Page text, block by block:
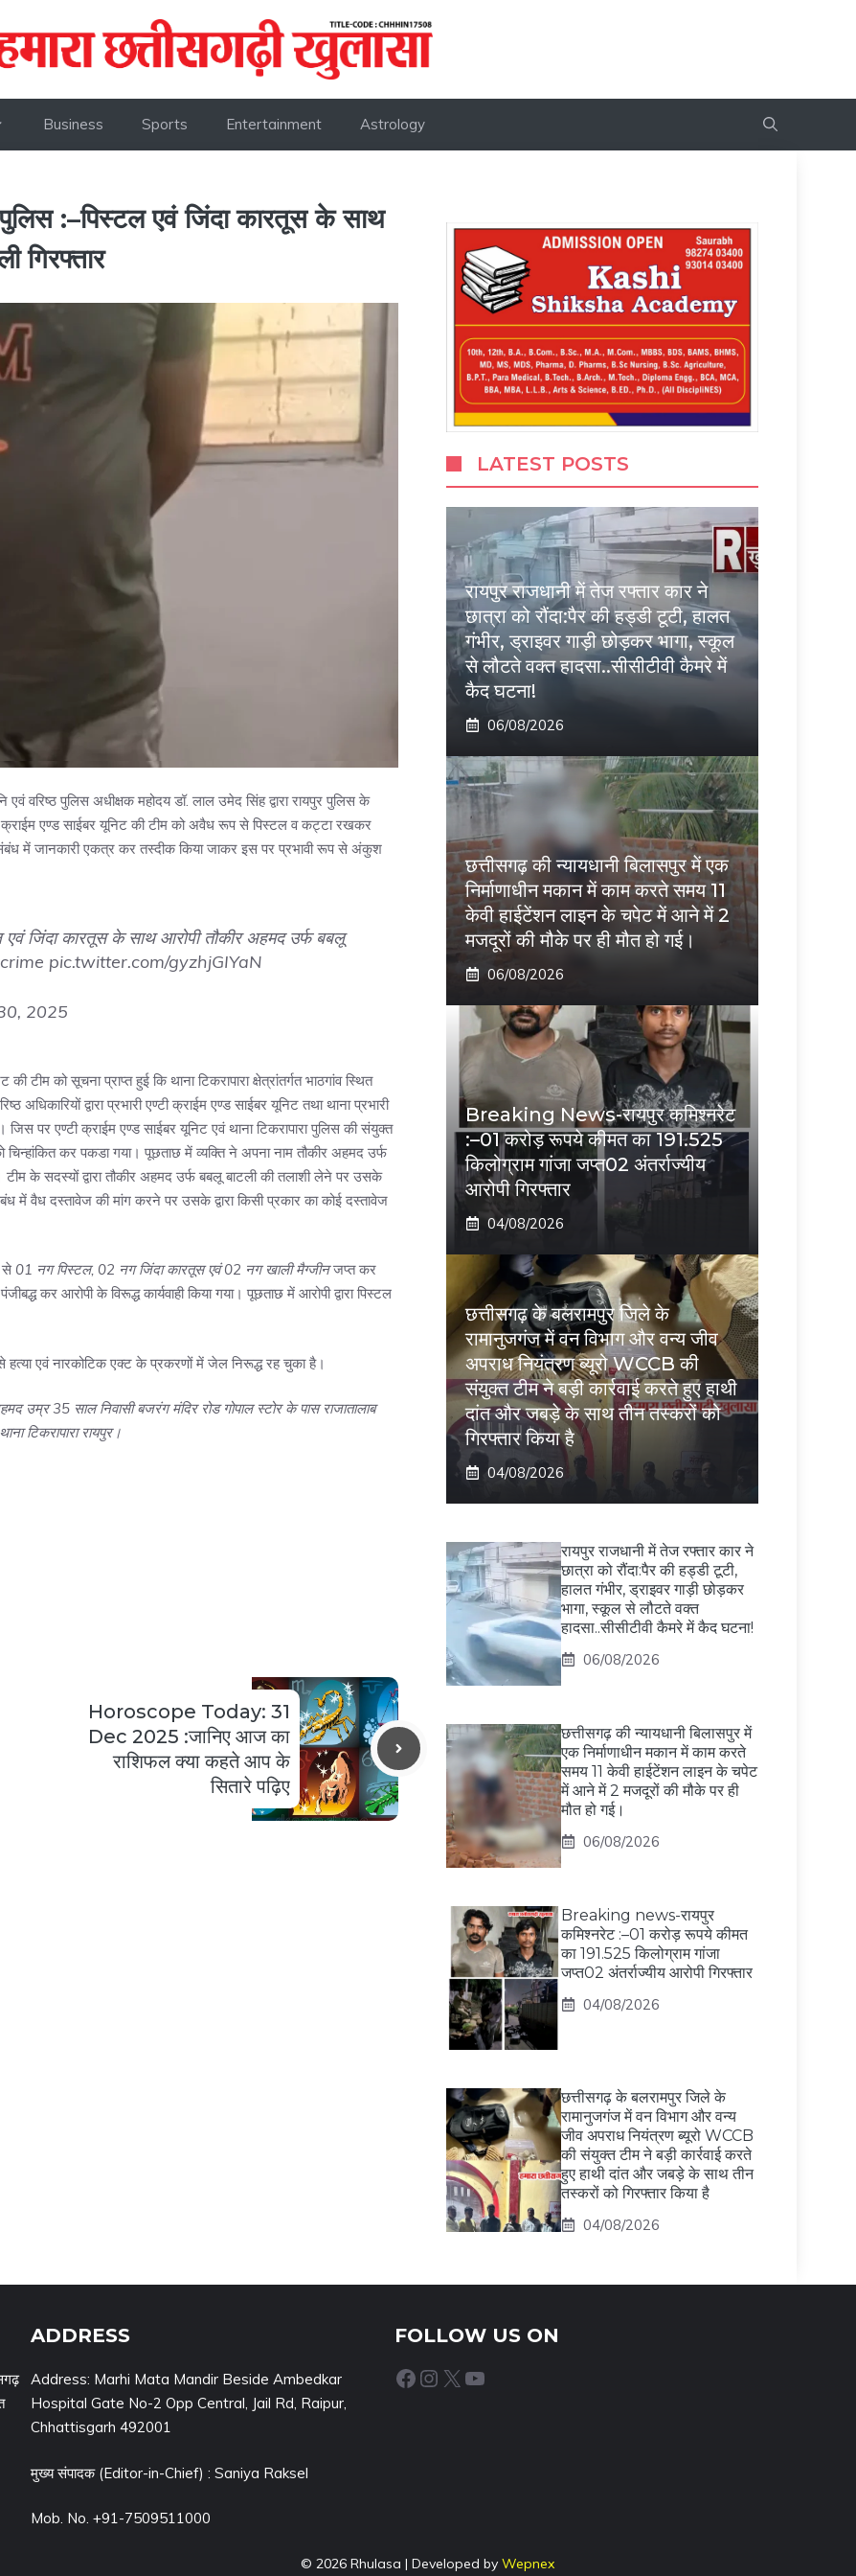
Business Sports Entertainment Astrology
:–पिस्टल एवं जिंदा कारतूस के साथ
गिरफ्तार
वरिष्ठ पुलिस अधीक्षक महोदय डॉ. लाल उमेद सिंह द्वारा रायपुर पुलिस के
क्राईम एण्ड साईबर यूनिट की टीम को अवैध रूप से पिस्टल व कट्टा रखकर
में जानकारी एकत्र कर तस्दीक किया जाकर इस पर प्रभावी रूप से अंकुश
जिंदा कारतूस के साथ आरोपी तौकीर अहमद उर्फ बबलू
pic.twitter.com/gyzhjGIYaN
2025
टीम को सूचना प्राप्त हुई कि थाना टिकरापारा क्षेत्रांतर्गत भाठगांव स्थित
द्वारा प्रभारी एण्टी क्राईम एण्ड साईबर यूनिट तथा थाना प्रभारी
पर एण्टी क्राईम एण्ड साईबर यूनिट एवं थाना टिकरापारा पुलिस की संयुक्त
चिन्हांकित कर पकडा गया। पूछताछ में व्यक्ति ने अपना नाम तौकीर अहमद उर्फ
टीम के सदस्यों द्वारा तौकीर अहमद उर्फ बबलू बाटली की तलाशी लेने पर उसके
में वैध दस्तावेज की मांग करने पर उसके द्वारा किसी प्रकार का कोई दस्तावेज
से 01 नग पिस्टल, 02 नग जिंदा कारतूस एवं 02 नग खाली मैग्जीनजप्त कर
कर आरोपी के विरूद्ध कार्यवाही किया गया। पूछताछ में आरोपी द्वारा पिस्टल
हत्या एवं नारकोटिक एक्ट के प्रकरणों में जेल निरूद्ध रह चुका है।
उम्र 35 साल निवासी बजरंग मंदिर रोड गोपाल स्टोर के पास राजातालाब
टिकरापारा रायपुर।
Horoscope Today: 31
Dec 2025 :जानिए आज का
राशिफल क्या कहते आप के
सितारे पढ़िए
LATEST POSTS
रायपुर राजधानी में तेज रफ्तार कार ने
छात्रा को रौंदा:पैर की हड्डी टूटी, हालत
गंभीर, ड्राइवर गाड़ी छोड़कर भागा, स्कूल
से लौटते वक्त हादसा..सीसीटीवी कैमरे में
कैद घटना!
06/08/2026
छत्तीसगढ़ की न्यायधानी बिलासपुर में एक
निर्माणाधीन मकान में काम करते समय 11
केवी हाईटेंशन लाइन के चपेट में आने में 2
मजदूरों की मौके पर ही मौत हो गई।
06/08/2026
Breaking News-रायपुर कमिश्नरेट
:–01 करोड़ रूपये कीमत का 191.525
किलोग्राम गांजा जप्त02 अंतर्राज्यीय
आरोपी गिरफ्तार
04/08/2026
छत्तीसगढ़ के बलरामपुर जिले के
रामानुजगंज में वन विभाग और वन्य जीव
अपराध नियंत्रण ब्यूरो WCCB की
संयुक्त टीम ने बड़ी कार्रवाई करते हुए हाथी
दांत और जबड़े के साथ तीन तस्करों को
गिरफ्तार किया है
04/08/2026
रायपुर राजधानी में तेज रफ्तार कार ने
छात्रा को रौंदा:पैर की हड्डी टूटी,
हालत गंभीर, ड्राइवर गाड़ी छोड़कर
भागा, स्कूल से लौटते वक्त
हादसा..सीसीटीवी कैमरे में कैद घटना!
06/08/2026
छत्तीसगढ़ की न्यायधानी बिलासपुर में
एक निर्माणाधीन मकान में काम करते
समय 11 केवी हाईटेंशन लाइन के चपेट
में आने में 2 मजदूरों की मौके पर ही
मौत हो गई।
06/08/2026
Breaking news-रायपुर
कमिश्नरेट :–01 करोड़ रूपये कीमत
का 191.525 किलोग्राम गांजा
जप्त02 अंतर्राज्यीय आरोपी गिरफ्तार
04/08/2026
छत्तीसगढ़ के बलरामपुर जिले के
रामानुजगंज में वन विभाग और वन्य
जीव अपराध नियंत्रण ब्यूरो WCCB
की संयुक्त टीम ने बड़ी कार्रवाई करते
हुए हाथी दांत और जबड़े के साथ तीन
तस्करों को गिरफ्तार किया है
04/08/2026
ADDRESS
Address: Marhi Mata Mandir Beside Ambedkar
Hospital Gate No-2 Opp Central, Jail Rd, Raipur,
Chhattisgarh 492001
मुख्य संपादक (Editor-in-Chief) : Saniya Raksel
Mob. No. +91-7509511000
FOLLOW US ON
Facebook Instagram X YouTube
© 2026 Rhulasa | Developed by Wepnex